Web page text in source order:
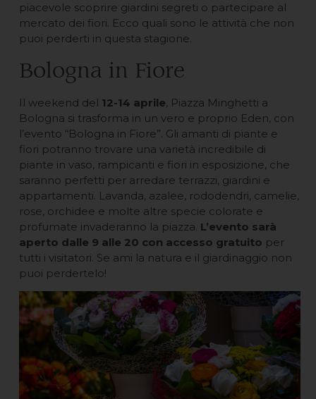
piacevole scoprire giardini segreti o partecipare al
mercato dei fiori. Ecco quali sono le attività che non
puoi perderti in questa stagione.
Bologna in Fiore
Il weekend del 12-14 aprile, Piazza Minghetti a
Bologna si trasforma in un vero e proprio Eden, con
l’evento “Bologna in Fiore”. Gli amanti di piante e
fiori potranno trovare una varietà incredibile di
piante in vaso, rampicanti e fiori in esposizione, che
saranno perfetti per arredare terrazzi, giardini e
appartamenti. Lavanda, azalee, rododendri, camelie,
rose, orchidee e molte altre specie colorate e
profumate invaderanno la piazza. L’evento sarà
aperto dalle 9 alle 20 con accesso gratuito per
tutti i visitatori. Se ami la natura e il giardinaggio non
puoi perdertelo!